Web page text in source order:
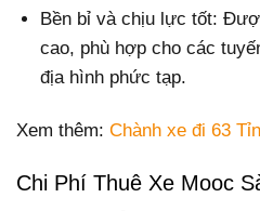
Bền bỉ và chịu lực tốt:
cao, phù hợp cho các
địa hình phức tạp.
Xem thêm: Chành xe đi 63
Chi Phí Thuê Xe Mooc